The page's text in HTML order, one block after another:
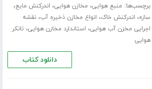
برچسب‌ها: منبع هوایی، مخازن هوایی، اندرکنش مایع،
سازه، اندرکنش خاک، انواع مخازن ذخیره آب،نقشه
اجرایی مخزن آب هوایی، استاندارد مخازن هوایی، تانکر
هوایی
دانلود کتاب